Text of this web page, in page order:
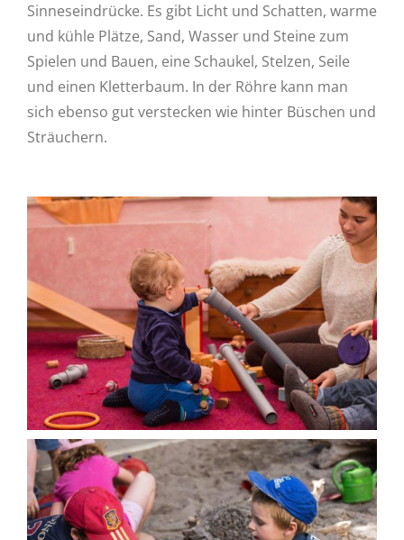
Sinneseindrücke. Es gibt Licht und Schatten, warme
und kühle Plätze, Sand, Wasser und Steine zum
Spielen und Bauen, eine Schaukel, Stelzen, Seile
und einen Kletterbaum. In der Röhre kann man
sich ebenso gut verstecken wie hinter Büschen und
Sträuchern.